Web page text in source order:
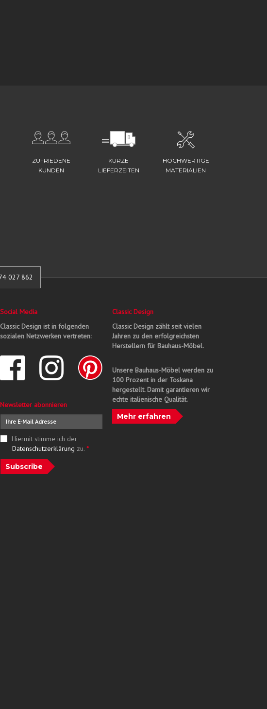
ZUFRIEDENE
KUNDEN
KURZE
LIEFERZEITEN
HOCHWERTIGE
MATERIALIEN
027 862
Social Media
Classic Design ist in folgenden
sozialen Netzwerken vertreten:
Newsletter abonnieren
Hiermit stimme ich der
Datenschutzerklärung zu. *
Subscribe
Classic Design
Classic Design zählt seit vielen
Jahren zu den erfolgreichsten
Herstellern für Bauhaus-Möbel.
Unsere Bauhaus-Möbel werden zu
100 Prozent in der Toskana
hergestellt. Damit garantieren wir
echte italienische Qualität.
Mehr erfahren